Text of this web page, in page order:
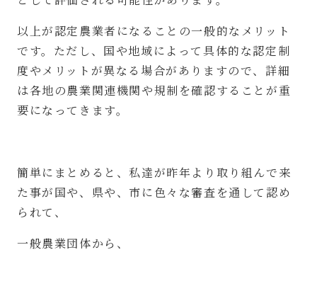
以上が認定農業者になることの一般的なメリット
です。ただし、国や地域によって具体的な認定制
度やメリットが異なる場合がありますので、詳細
は各地の農業関連機関や規制を確認することが重
要になってきます。
簡単にまとめると、私達が昨年より取り組んで来
た事が国や、県や、市に色々な審査を通して認め
られて、
一般農業団体から、